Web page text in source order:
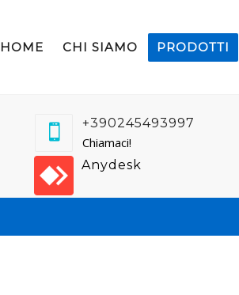
HOME CHI SIAMO PRODOTTI
+390245493997
Chiamaci!
Anydesk